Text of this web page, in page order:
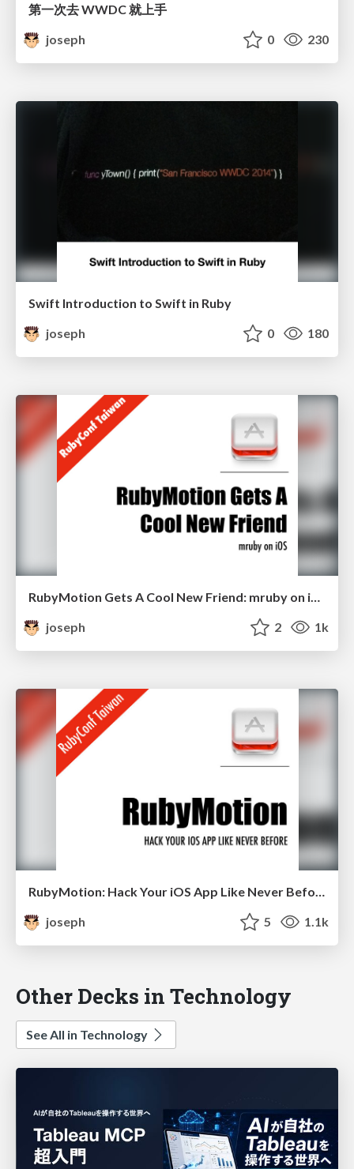
第一次去 WWDC 就上手
joseph
0 230
Swift Introduction to Swift in Ruby
joseph
0 180
RubyMotion Gets A Cool New Friend: mruby on iOS
joseph
2 1k
RubyMotion: Hack Your iOS App Like Never Before
joseph
5 1.1k
Other Decks in Technology
See All in Technology